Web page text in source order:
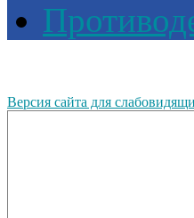
Версия сайта для